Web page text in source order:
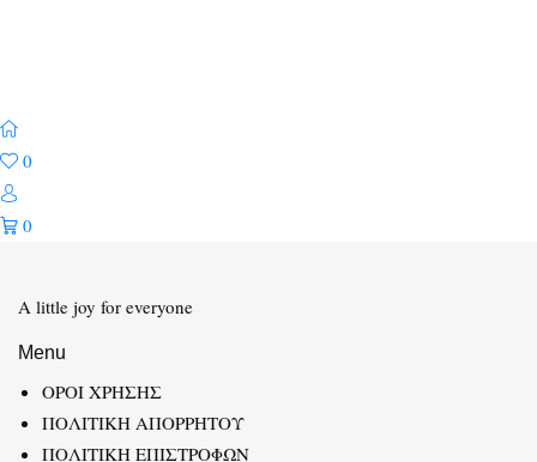
0
0
A little joy for everyone
Menu
ΟΡΟΙ ΧΡΗΣΗΣ
ΠΟΛΙΤΙΚΗ ΑΠΟΡΡΗΤΟΥ
ΠΟΛΙΤΙΚΗ ΕΠΙΣΤΡΟΦΩΝ